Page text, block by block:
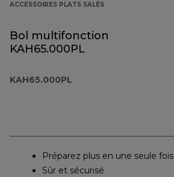
ACCESSOIRES PLATS SALÉS
Bol multifonction
KAH65.000PL
KAH65.000PL
Préparez plus en une seule fois
Sûr et sécurisé